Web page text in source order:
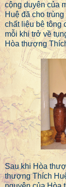
cộng duyên của
Huệ đã cho
chất liệu bê tông
mỗi khi trở về
Hòa thượng
Sau khi Hòa
thượng Thích